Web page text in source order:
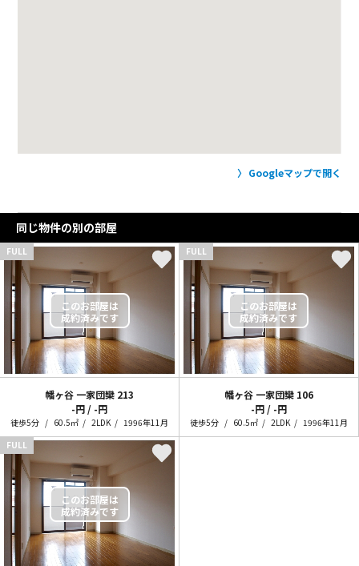
Googleマップで開く
同じ物件の別の部屋
FULL
幡ヶ谷 一家団欒 213
-円 / -円
徒歩5分 60.5㎡ 2LDK 1996年11月
FULL
幡ヶ谷 一家団欒 106
-円 / -円
徒歩5分 60.5㎡ 2LDK
1996年11月
FULL